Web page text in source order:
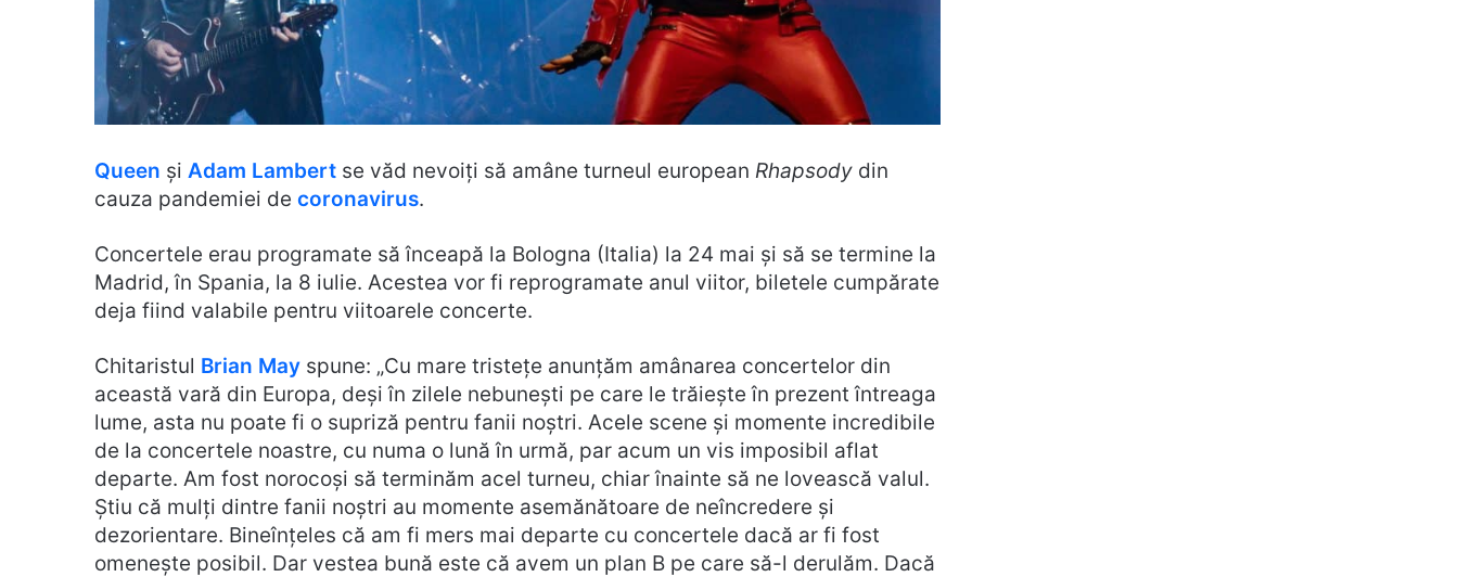
Queen și Adam Lambert se văd nevoiți să amâne turneul european Rhapsody din
cauza pandemiei de coronavirus.
Concertele erau programate să înceapă la Bologna (Italia) la 24 mai și să se termine la
Madrid, în Spania, la 8 iulie. Acestea vor fi reprogramate anul viitor, biletele cumpărate
deja fiind valabile pentru viitoarele concerte.
Chitaristul Brian May spune: „Cu mare tristețe anunțăm amânarea concertelor din
această vară din Europa, deși în zilele nebunești pe care le trăiește în prezent întreaga
lume, asta nu poate fi o supriză pentru fanii noștri. Acele scene și momente incredibile
de la concertele noastre, cu numa o lună în urmă, par acum un vis imposibil aflat
departe. Am fost norocoși să terminăm acel turneu, chiar înainte să ne lovească valul.
Știu că mulți dintre fanii noștri au momente asemănătoare de neîncredere și
dezorientare. Bineînțeles că am fi mers mai departe cu concertele dacă ar fi fost
omenește posibil. Dar vestea bună este că avem un plan B pe care să-l derulăm. Dacă